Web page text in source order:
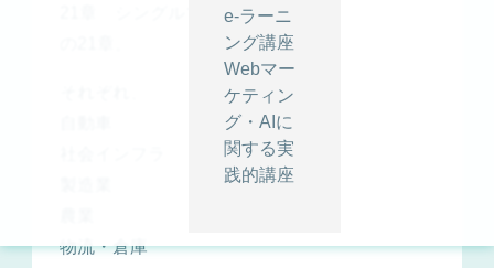
e-ラーニ
ング講座
Webマー
ケティン
グ・AIに
関する実
践的講座
21章 シングルマザー
物流・倉庫